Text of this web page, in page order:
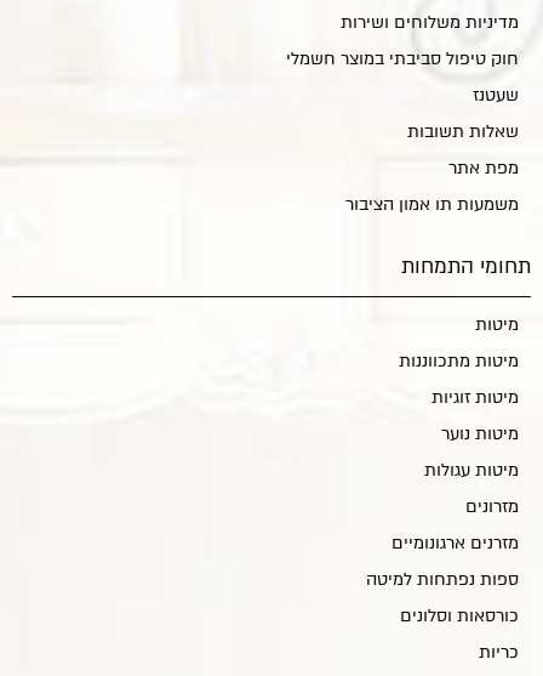
מדיניות משלוחים ושירות
חוק טיפול סביבתי במוצר חשמלי
שעטנז
שאלות תשובות
מפת אתר
משמעות תו אמון הציבור
תחומי התמחות
מיטות
מיטות מתכווננות
מיטות זוגיות
מיטות נוער
מיטות עגולות
מזרונים
מזרנים ארגונומיים
ספות נפתחות למיטה
כורסאות וסלונים
כריות